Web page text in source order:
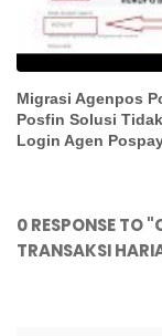
Migrasi Agenpos
Posfin Solusi
Login Agen
0 RESPONSE TO
TRANSAKSI